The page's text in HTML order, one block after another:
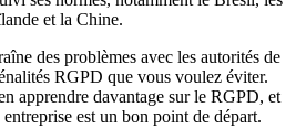
et la Chine.
des problèmes avec les autorités de
RGPD que vous voulez éviter.
apprendre davantage sur le RGPD, et
est un bon point de départ.